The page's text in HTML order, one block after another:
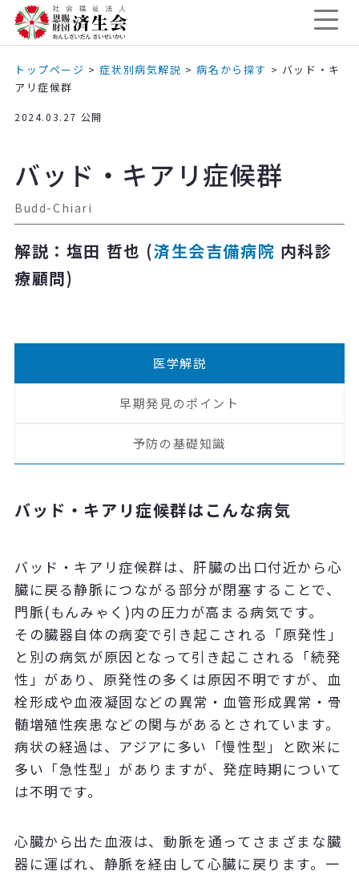
トップページ >症状別病気解説 >病名から探す > バッド・キ
アリ症候群
2024.03.27 公開
バッド・キアリ症候群
Budd-Chiari
解説：塩田 哲也 (済生会吉備病院 内科診
療顧問)
医学解説
早期発見のポイント
予防の基礎知識
バッド・キアリ症候群はこんな病気
バッド・キアリ症候群は、肝臓の出口付近から心
臓に戻る静脈につながる部分が閉塞することで、
門脈(もんみゃく)内の圧力が高まる病気です。
その臓器自体の病変で引き起こされる「原発性」
と別の病気が原因となって引き起こされる「続発
性」があり、原発性の多くは原因不明ですが、血
栓形成や血液凝固などの異常・血管形成異常・骨
髄増殖性疾患などの関与があるとされています。
病状の経過は、アジアに多い「慢性型」と欧米に
多い「急性型」がありますが、発症時期について
は不明です。
心臓から出た血液は、動脈を通ってさまざまな臓
器に運ばれ、静脈を経由して心臓に戻ります。一